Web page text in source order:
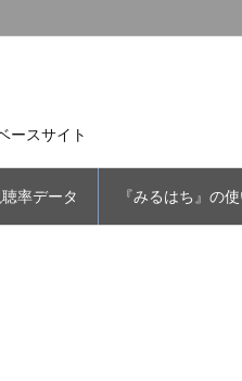
ースサイト
率データ 『みるはち』の